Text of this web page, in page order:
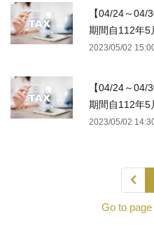
【04/24～04/
期間自112年5
2023/05/02
【04/24～04/
期間自112年5
2023/05/02
Go to page